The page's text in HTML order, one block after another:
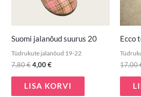
Suomi jalanõud suurus 20
Tüdrukute jalanõud 19-22
7,80€4,00€
LISA KORVI
Ecco
17,00